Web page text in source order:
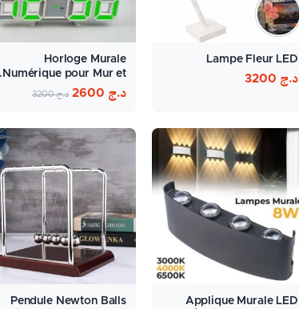
Lampe Fleur LED
د.ج
Horloge Murale
Numérique pour Mur et…
د.ج د.ج3200
Applique Murale LED
Pendule Newton Balls